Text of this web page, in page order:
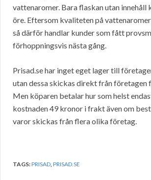
vattenaromer. Bara flaskan utan innehåll
öre. Eftersom kvaliteten på
så därför handlar kunder som fått
förhoppningsvis nästa gång.
Prisad.se har inget eget lager till
utan dessa skickas direkt från företagen
Men köparen betalar hur som helst
kostnaden 49 kronor i frakt även om
varor skickas från flera olika företag.
TAGS:PRISAD,PRISAD.SE